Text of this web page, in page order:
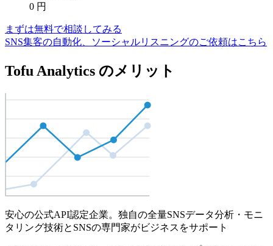
0 円
まずは無料で相談してみる
SNS集客の自動化、ソーシャルリスニングのご依頼はこちら
Tofu Analytics のメリット
安心の公式API認定企業。独自の全量SNSデータ分析・モニ
タリング技術とSNSの専門家がビジネスをサポート